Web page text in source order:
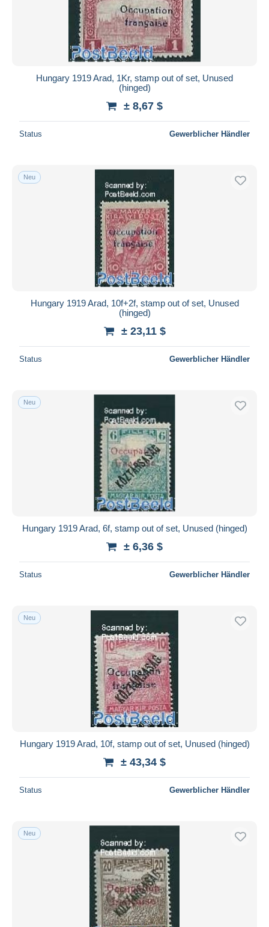
Hungary 1919 Arad, 1Kr, stamp out of set, Unused
(hinged)
± 8,67 $
Status Gewerblicher Händler
Neu
Hungary 1919 Arad, 10f+2f, stamp out of set, Unused
(hinged)
± 23,11 $
Status Gewerblicher Händler
Neu
Hungary 1919 Arad, 6f, stamp out of set, Unused (hinged)
± 6,36 $
Status Gewerblicher Händler
Neu
Hungary 1919 Arad, 10f, stamp out of set, Unused (hinged)
± 43,34 $
Status Gewerblicher Händler
Neu